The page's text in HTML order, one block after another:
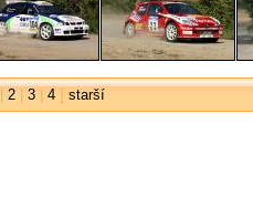
2| 3| 4] starší